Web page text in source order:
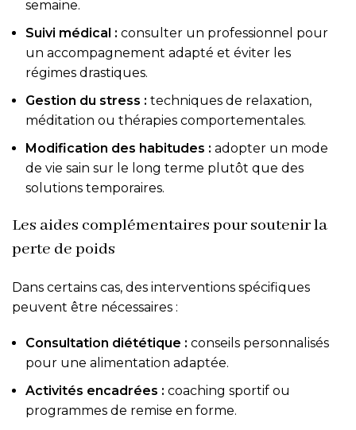
semaine.
Suivi médical : consulter un professionnel pour
un accompagnement adapté et éviter les
régimes drastiques.
Gestion du stress : techniques de relaxation,
méditation ou thérapies comportementales.
Modification des habitudes : adopter un mode
de vie sain sur le long terme plutôt que des
solutions temporaires.
Les aides complémentaires pour soutenir la
perte de poids
Dans certains cas, des interventions spécifiques
peuvent être nécessaires :
Consultation diététique : conseils personnalisés
pour une alimentation adaptée.
Activités encadrées : coaching sportif ou
programmes de remise en forme.